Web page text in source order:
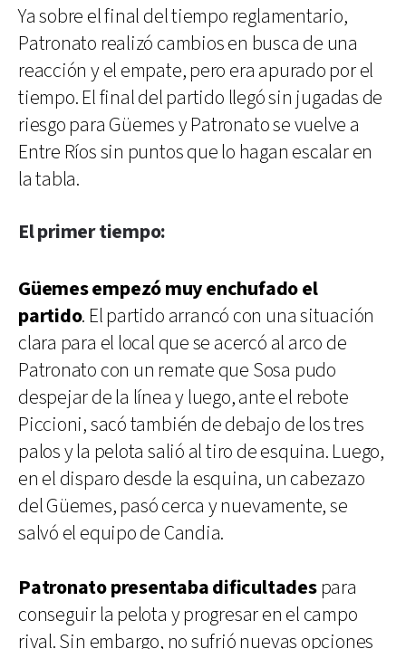
Ya sobre el final del tiempo reglamentario,
Patronato realizó cambios en busca de una
reacción y el empate, pero era apurado por el
tiempo. El final del partido llegó sin jugadas de
riesgo para Güemes y Patronato se vuelve a
Entre Ríos sin puntos que lo hagan escalar en
la tabla.
El primer tiempo:
Güemes empezó muy enchufado el
partido. El partido arrancó con una situación
clara para el local que se acercó al arco de
Patronato con un remate que Sosa pudo
despejar de la línea y luego, ante el rebote
Piccioni, sacó también de debajo de los tres
palos y la pelota salió al tiro de esquina. Luego,
en el disparo desde la esquina, un cabezazo
del Güemes, pasó cerca y nuevamente, se
salvó el equipo de Candia.
Patronato presentaba dificultadespara
conseguir la pelota y progresar en el campo
rival. Sin embargo, no sufrió nuevas opciones